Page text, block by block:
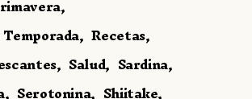
Recetas
Salud Sardina